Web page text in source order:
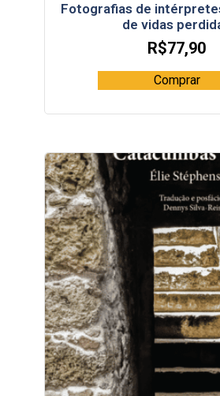
Fotografias de
de vidas
R$77,90
Comprar